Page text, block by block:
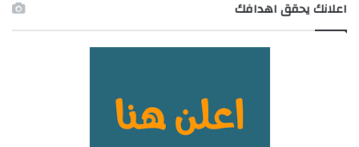
اعلانك يحقق اهدافك